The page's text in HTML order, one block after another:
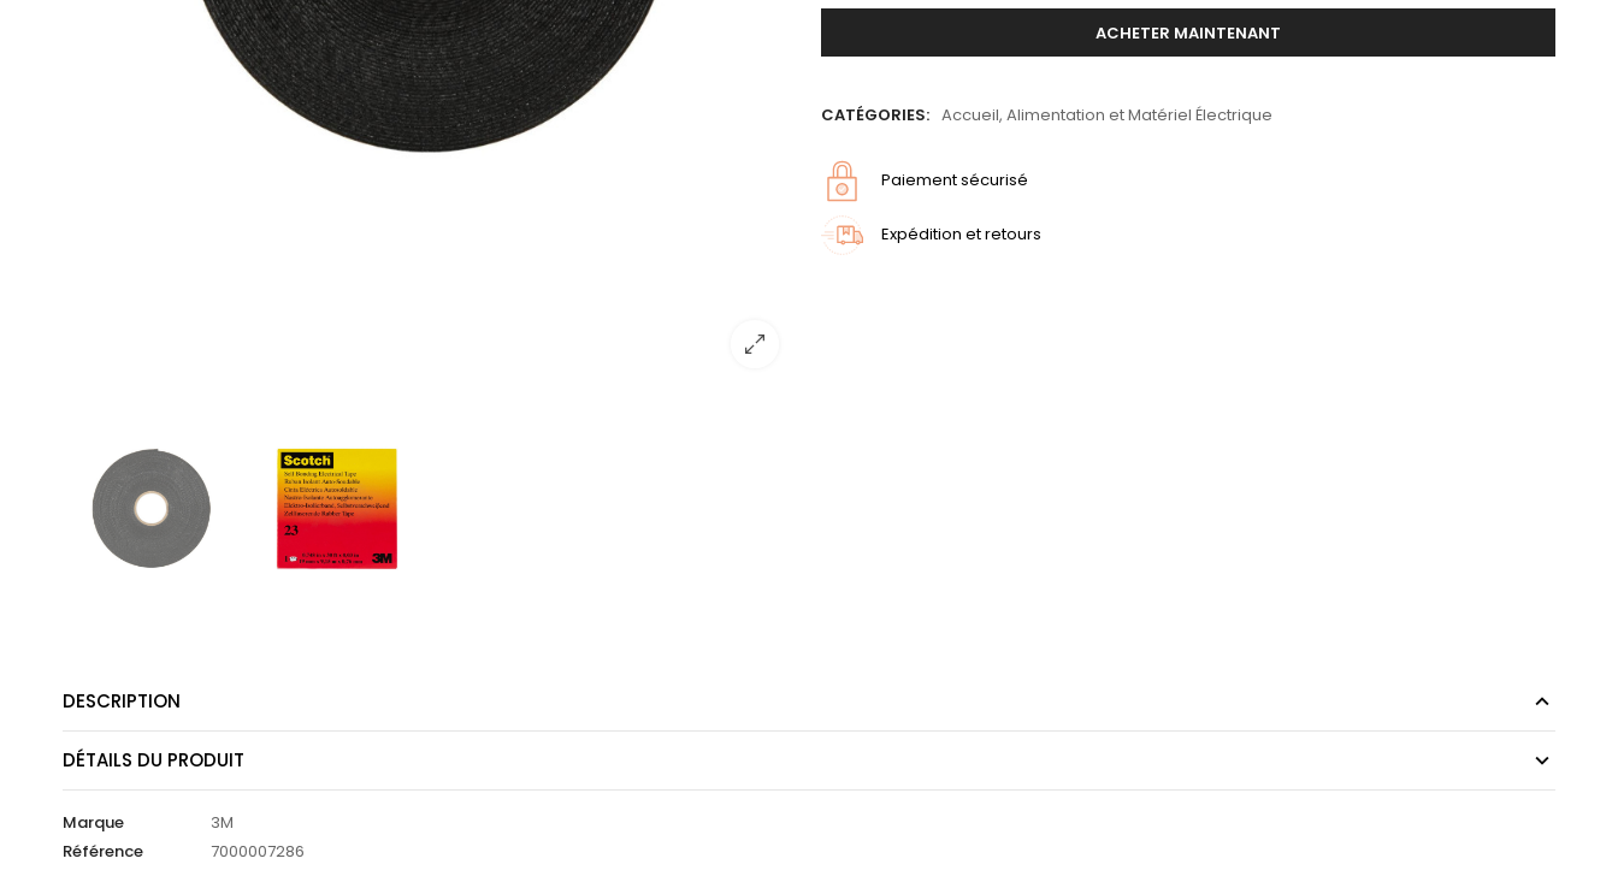
ACHETER MAINTENANT
CATÉGORIES: Accueil, Alimentation et Matériel Électrique
Paiement sécurisé
Expédition et retours
DESCRIPTION
DÉTAILS DU PRODUIT
Marque
3M
Référence
7000007286